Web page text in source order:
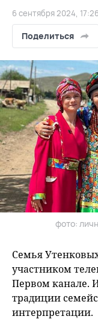
6 сентября 2024, 17:26
Поделиться
фото:
Семья
участником
Первом канале.
традиции
интерпретации.